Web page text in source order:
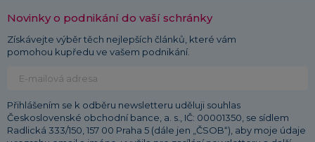
Novinky o podnikání do vaší schránky
Získávejte výběr těch nejlepších článků, které vám
pomohou kupředu ve vašem podnikání.
Přihlášením se k odběru newsletteru uděluji souhlas
Československé obchodní bance, a. s., IČ: 00001350, se sídlem
Radlická 333/150, 157 00 Praha 5 (dále jen „ČSOB“), aby moje údaje